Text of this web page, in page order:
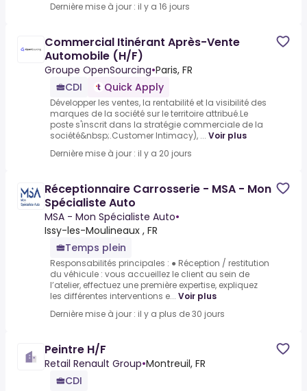
Dernière mise à jour : il y a 16 jours
Commercial Itinérant Après-Vente
Automobile (H/F)
Groupe OpenSourcing•Paris, FR
CDI
Quick Apply
Développer les ventes, la rentabilité et la visibilité des
marques de la société sur le territoire attribué.Le
poste s'inscrit dans la stratégie commerciale de la
société&nbsp;.Customer Intimacy), ... Voir plus
Dernière mise à jour : il y a 20 jours
Réceptionnaire Carrosserie - MSA - Mon
Spécialiste Auto
MSA - Mon Spécialiste Auto•
Issy-les-Moulineaux , FR
Temps plein
Responsabilités principales : ● Réception / restitution
du véhicule : vous accueillez le client au sein de
l’atelier, effectuez une première expertise, expliquez
les différentes interventions e... Voir plus
Dernière mise à jour : il y a plus de 30 jours
Peintre H/F
Retail Renault Group•Montreuil, FR
CDI